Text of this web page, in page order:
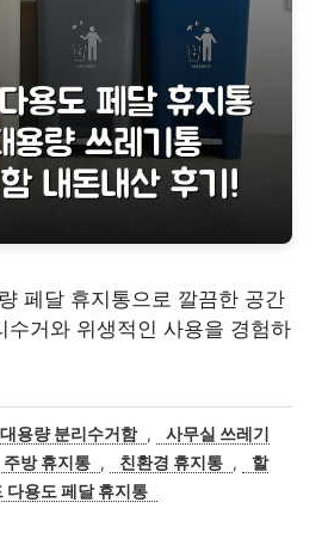
페달 휴지통으로 깔끔한 공간
수거와 위생적인 사용을 경험하
대용량 분리수거함 ,
사무실 쓰레기
주방 휴지통 , 친환경 휴지통 ,
할
다용도 페달 휴지통